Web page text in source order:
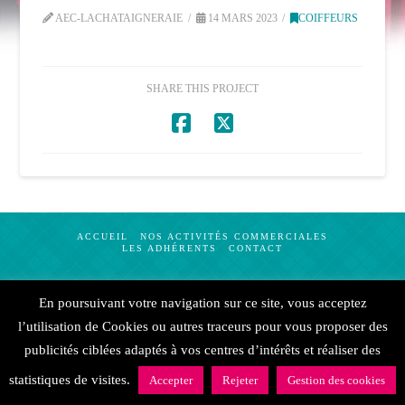
AEC-LACHATAIGNERAIE 14 MARS 2023 COIFFEURS
SHARE THIS PROJECT
ACCUEIL
NOS ACTIVITÉS COMMERCIALES
LES ADHÉRENTS
CONTACT
En poursuivant votre navigation sur ce site, vous acceptez
l’utilisation de Cookies ou autres traceurs pour vous proposer des
publicités ciblées adaptés à vos centres d’intérêts et réaliser des
statistiques de visites. Accepter Rejeter Gestion des cookies